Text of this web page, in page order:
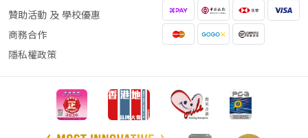
贊助活動 及 學校優惠
商務合作
隱私權政策